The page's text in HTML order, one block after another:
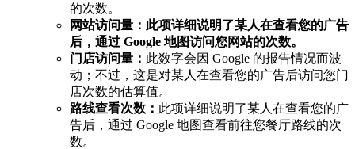
的次数。
网站访问量：此项详细说明了某人在查看您的广告
后，通过 Google 地图访问您网站的次数。
门店访问量： 此数字会因 Google 的报告情况而波
动；不过，这是对某人在查看您的广告后访问您门
店次数的估算值。
路线查看次数： 此项详细说明了某人在查看您的广
告后，通过 Google 地图查看前往您餐厅路线的次
数。